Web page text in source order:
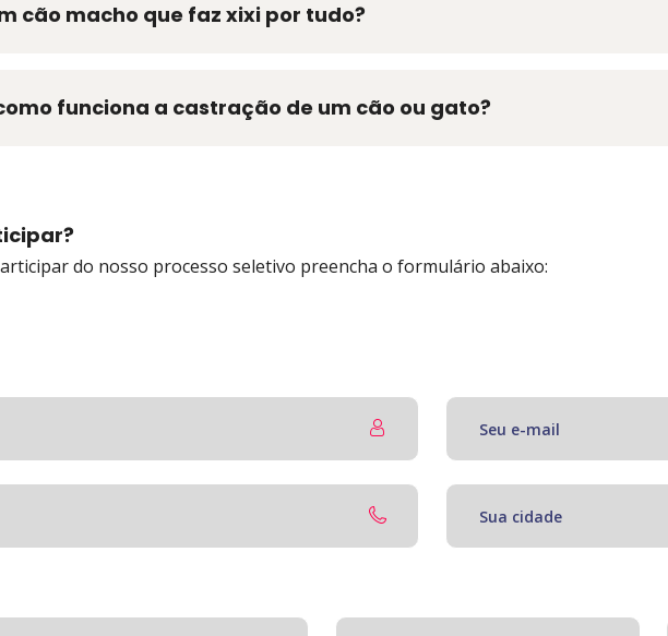
cão macho que faz xixi por tudo?
funciona a castração de um cão ou gato?
do nosso processo seletivo preencha o formulário abaixo: